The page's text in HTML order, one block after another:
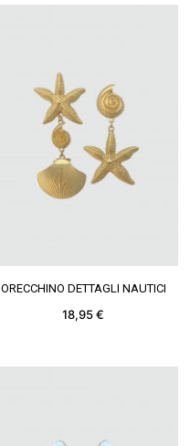
VEDERE DI PIÙ
ORECCHINO DETTAGLI NAUTICI
18,95 €